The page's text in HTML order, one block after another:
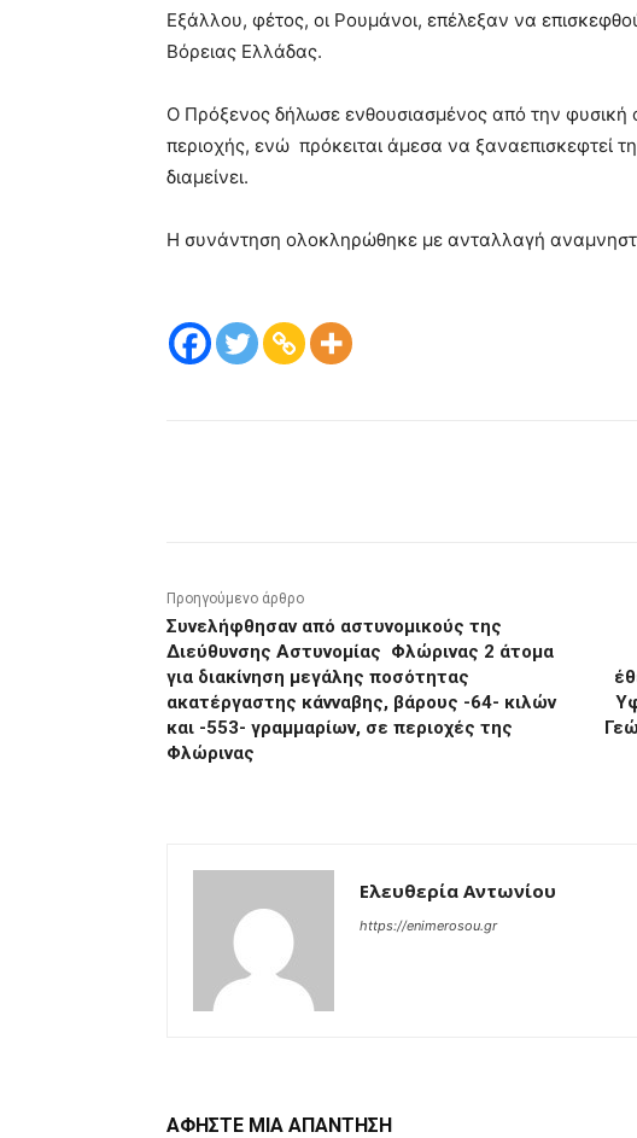
Εξάλλου, φέτος, οι Ρουμάνοι, επέλεξαν να
Βόρειας Ελλάδας.
Ο Πρόξενος δήλωσε ενθουσιασμένος από την φυσική
περιοχής, ενώ πρόκειται άμεσα να ξαναεπισκεφτεί
διαμείνει.
Η συνάντηση ολοκληρώθηκε με ανταλλαγή
Προηγούμενο άρθρο
Συνελήφθησαν από αστυνομικούς της
Διεύθυνσης Αστυνομίας Φλώρινας 2 άτομα
για διακίνηση μεγάλης ποσότητας
ακατέργαστης κάνναβης, βάρους -64- κιλών
και -553- γραμμαρίων, σε περιοχές της
Φλώρινας
Ελευθερία Αντωνίου
https://enimerosou.gr
ΑΦΗΣΤΕ ΜΙΑ ΑΠΑΝΤΗΣΗ